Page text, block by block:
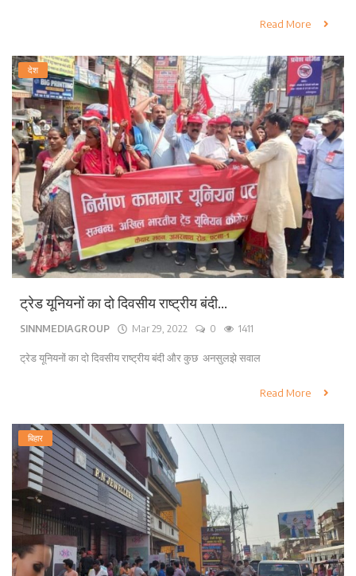
Read More
देश
ट्रेड यूनियनों का दो दिवसीय राष्ट्रीय बंदी...
SINNMEDIAGROUP Mar 29, 2022 0 1411
ट्रेड यूनियनों का दो दिवसीय राष्ट्रीय बंदी और कुछ अनसुलझे सवाल
Read More
बिहार